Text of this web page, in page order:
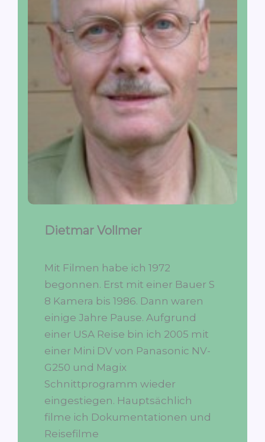
Dietmar Vollmer
Mit Filmen habe ich 1972
begonnen. Erst mit einer Bauer S
8 Kamera bis 1986. Dann waren
einige Jahre Pause. Aufgrund
einer USA Reise bin ich 2005 mit
einer Mini DV von Panasonic NV-
G250 und Magix
Schnittprogramm wieder
eingestiegen. Hauptsächlich
filme ich Dokumentationen und
Reisefilme